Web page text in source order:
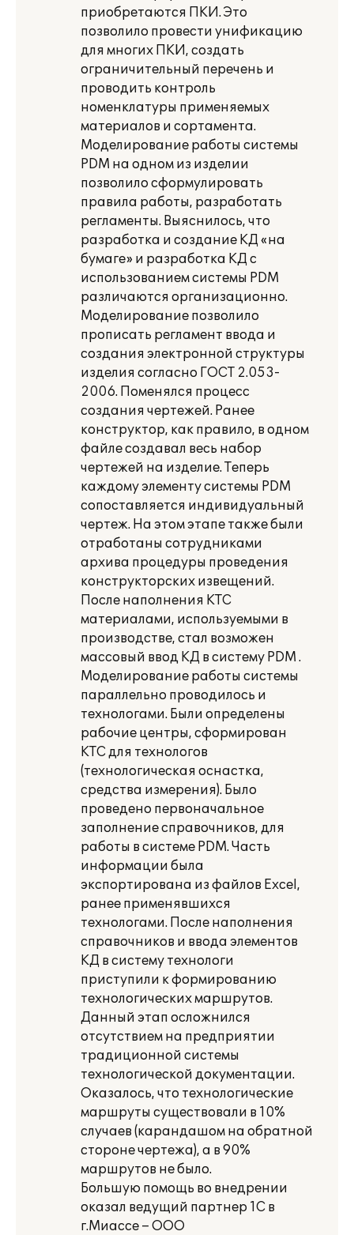
приобретаются ПКИ. Это
позволило провести унификацию
для многих ПКИ, создать
ограничительный перечень и
проводить контроль
номенклатуры применяемых
материалов и сортамента.
Моделирование работы системы
PDM на одном из изделии
позволило сформулировать
правила работы, разработать
регламенты. Выяснилось, что
разработка и создание КД «на
бумаге» и разработка КД с
использованием системы PDM
различаются организационно.
Моделирование позволило
прописать регламент ввода и
создания электронной структуры
изделия согласно ГОСТ 2.053-
2006. Поменялся процесс
создания чертежей. Ранее
конструктор, как правило, в одном
файле создавал весь набор
чертежей на изделие. Теперь
каждому элементу системы PDM
сопоставляется индивидуальный
чертеж. На этом этапе также были
отработаны сотрудниками
архива процедуры проведения
конструкторских извещений.
После наполнения КТС
материалами, используемыми в
производстве, стал возможен
массовый ввод КД в систему PDM .
Моделирование работы системы
параллельно проводилось и
технологами. Были определены
рабочие центры, сформирован
КТС для технологов
(технологическая оснастка,
средства измерения). Было
проведено первоначальное
заполнение справочников, для
работы в системе PDM. Часть
информации была
экспортирована из файлов Excel,
ранее применявшихся
технологами. После наполнения
справочников и ввода элементов
КД в систему технологи
приступили к формированию
технологических маршрутов.
Данный этап осложнился
отсутствием на предприятии
традиционной системы
технологической документации.
Оказалось, что технологические
маршруты существовали в 10%
случаев (карандашом на обратной
стороне чертежа), а в 90%
маршрутов не было.
Большую помощь во внедрении
оказал ведущий партнер 1С в
г.Миассе – ООО